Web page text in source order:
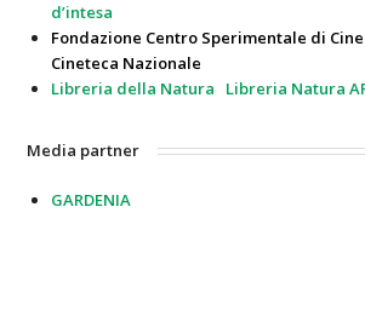
d’intesa
Fondazione Centro Sperimentale di
Cineteca Nazionale
Libreria della Natura
Libreria Natura
Media partner
GARDENIA